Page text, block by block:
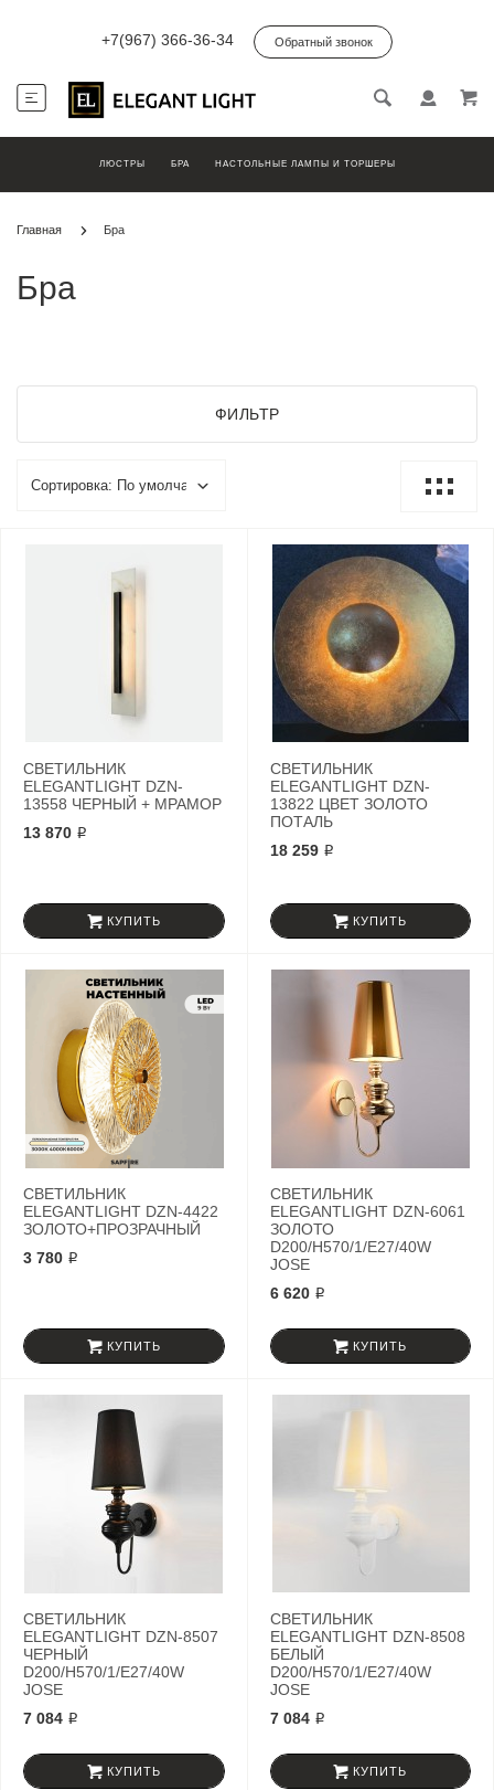
+7(967) 366-36-34 Обратный звонок
ЛЮСТРЫ БРА НАСТОЛЬНЫЕ ЛАМПЫ И ТОРШЕРЫ
Главная Бра
Бра
ФИЛЬТР
СВЕТИЛЬНИК
ELEGANTLIGHT DZN-
13558 ЧЕРНЫЙ + МРАМОР
13 870 ₽
КУПИТЬ
СВЕТИЛЬНИК
ELEGANTLIGHT DZN-
13822 ЦВЕТ ЗОЛОТО
ПОТАЛЬ
18 259 ₽
КУПИТЬ
СВЕТИЛЬНИК
ELEGANTLIGHT DZN-4422
ЗОЛОТО+ПРОЗРАЧНЫЙ
3 780 ₽
КУПИТЬ
СВЕТИЛЬНИК
ELEGANTLIGHT DZN-6061
ЗОЛОТО
D200/H570/1/E27/40W
JOSE
6 620 ₽
КУПИТЬ
СВЕТИЛЬНИК
ELEGANTLIGHT DZN-8507
ЧЕРНЫЙ
D200/H570/1/E27/40W
JOSE
7 084 ₽
КУПИТЬ
СВЕТИЛЬНИК
ELEGANTLIGHT DZN-8508
БЕЛЫЙ
D200/H570/1/E27/40W
JOSE
7 084 ₽
КУПИТЬ